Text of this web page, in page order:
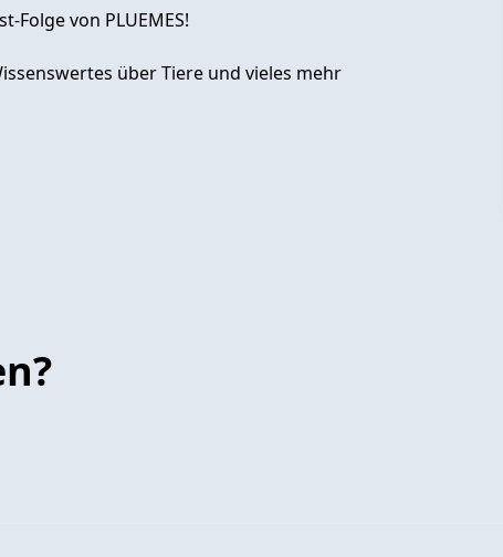
Folge von PLUEMES!
über Tiere und vieles mehr